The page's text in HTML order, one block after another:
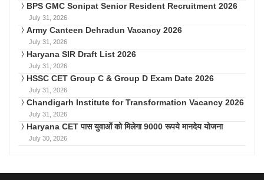
BPS GMC Sonipat Senior Resident Recruitment 2026
July 31, 2026
Army Canteen Dehradun Vacancy 2026
July 31, 2026
Haryana SIR Draft List 2026
July 31, 2026
HSSC CET Group C & Group D Exam Date 2026
July 31, 2026
Chandigarh Institute for Transformation Vacancy 2026
July 31, 2026
Haryana CET पास युवाओं को मिलेगा 9000 रूपये मानदेय योजना
July 30, 2026